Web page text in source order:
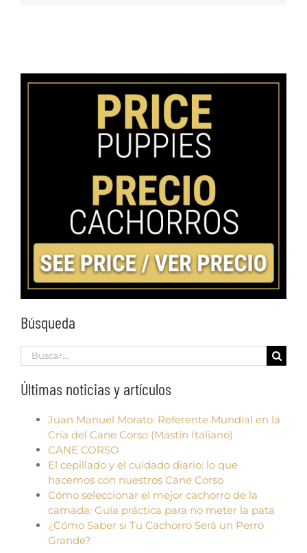
Búsqueda
Search
for:
Últimas noticias y artículos
Juan Manuel Morato: Referente Mundial en la
Cría del Cane Corso (Mastín Italiano)
CANE CORSO
El cepillado y el cuidado diario: lo que
hacemos con nuestros Cane Corso
Cómo seleccionar el mejor cachorro de la
camada: Guía práctica para no meter la pata
¿Cómo Saber si Tu Cachorro Será un Perro
Grande?